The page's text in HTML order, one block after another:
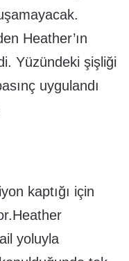
Heather’ın
Yüzündeki şişliği
uygulandı
kaptığı için
yoluyla